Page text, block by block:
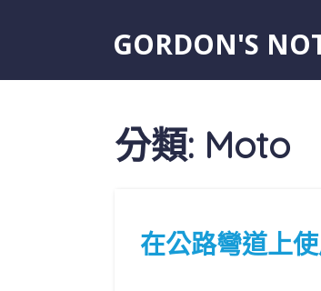
GORDON'S
分類: Moto
在公路彎道上